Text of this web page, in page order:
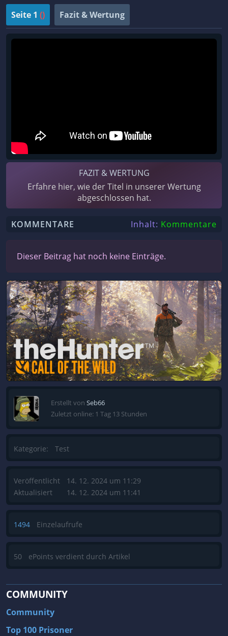
Seite 1 () Fazit & Wertung
FAZIT & WERTUNG
Erfahre hier, wie der Titel in unserer Wertung
abgeschlossen hat.
KOMMENTARE Inhalt: Kommentare
Dieser Beitrag hat noch keine Einträge.
Erstellt von Seb66
Zuletzt online: 1 Tag 13 Stunden
Kategorie: Test
Veröffentlicht
Aktualisiert
14. 12. 2024 um 11:29
14. 12. 2024 um 11:41
1494 Einzelaufrufe
50 ePoints verdient durch Artikel
COMMUNITY
Community
Top 100 Prisoner